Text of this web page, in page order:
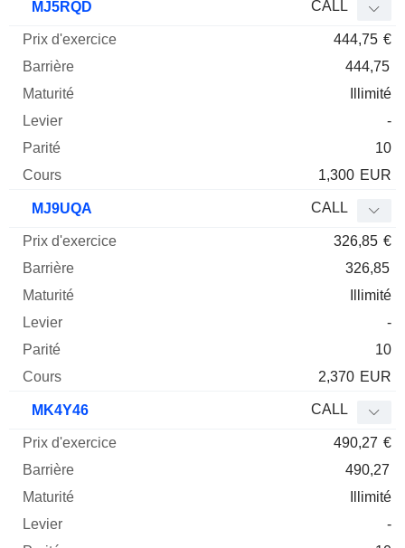
MJ5RQD CALL
444,75 €
444,75
Illimité
-
10
1,300 EUR
MJ9UQA CALL
326,85 €
326,85
Illimité
-
10
2,370 EUR
MK4Y46 CALL
490,27 €
490,27
Illimité
-